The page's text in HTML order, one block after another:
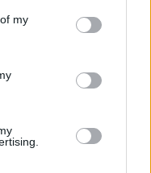
my
ένα πρόγραμμα
είναι ένα
σε
για το
καφές ειδικά